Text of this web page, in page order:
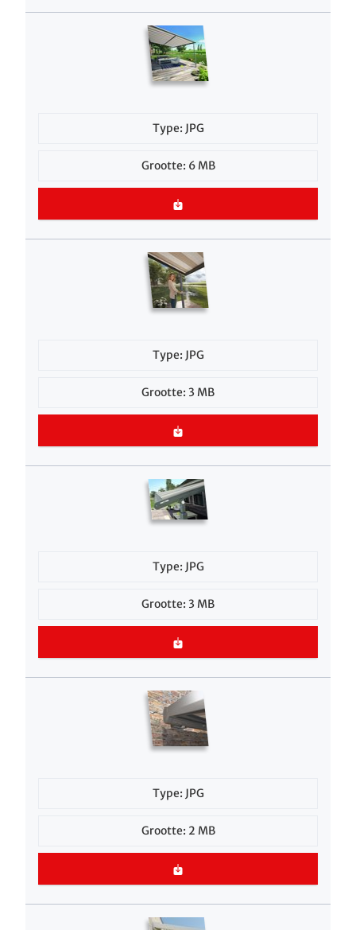
Type: JPG
Grootte: 6 MB
Type: JPG
Grootte: 3 MB
Type: JPG
Grootte: 3 MB
Type: JPG
Grootte: 2 MB